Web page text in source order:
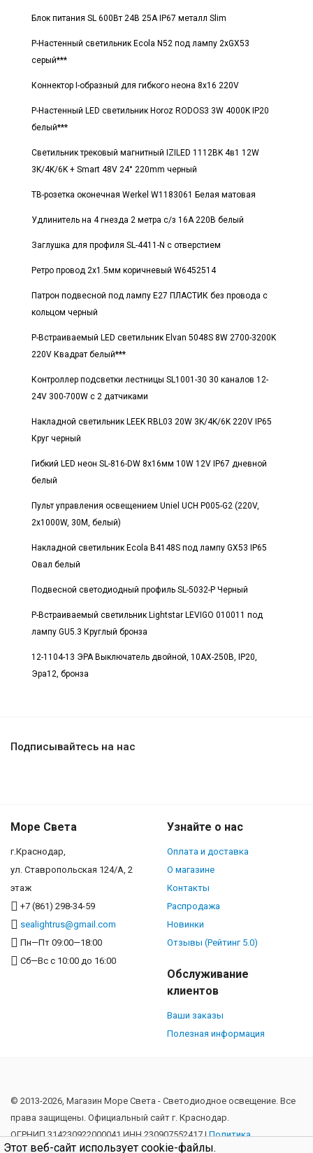
Блок питания SL 600Вт 24В 25A IP67 металл Slim
Р-Настенный светильник Ecola N52 под лампу 2xGX53
серый***
Коннектор I-образный для гибкого неона 8x16 220V
Р-Настенный LED светильник Horoz RODOS3 3W 4000K IP20
белый***
Светильник трековый магнитный IZILED 1112BK 4в1 12W
3K/4K/6K + Smart 48V 24° 220mm черный
ТВ-розетка оконечная Werkel W1183061 Белая матовая
Удлинитель на 4 гнезда 2 метра c/з 16А 220В белый
Заглушка для профиля SL-4411-N с отверстием
Ретро провод 2x1.5мм коричневый W6452514
Патрон подвесной под лампу E27 ПЛАСТИК без провода с
кольцом черный
Р-Встраиваемый LED светильник Elvan 5048S 8W 2700-3200K
220V Квадрат белый***
Контроллер подсветки лестницы SL1001-30 30 каналов 12-
24V 300-700W с 2 датчиками
Накладной светильник LEEK RBL03 20W 3K/4K/6K 220V IP65
Круг черный
Гибкий LED неон SL-816-DW 8x16мм 10W 12V IP67 дневной
белый
Пульт управления освещением Uniel UCH P005-G2 (220V,
2x1000W, 30M, белый)
Накладной светильник Ecola B4148S под лампу GX53 IP65
Овал белый
Подвесной светодиодный профиль SL-5032-P Черный
Р-Встраиваемый светильник Lightstar LEVIGO 010011 под
лампу GU5.3 Круглый бронза
12-1104-13 ЭРА Выключатель двойной, 10АХ-250В, IP20,
Эра12, бронза
Подписывайтесь на нас
Море Света
г.Краснодар,
ул. Ставропольская 124/А, 2
этаж
+7 (861) 298-34-59
sealightrus@gmail.com
Пн—Пт 09:00—18:00
Сб—Вс с 10:00 до 16:00
Узнайте о нас
Оплата и доставка
О магазине
Контакты
Распродажа
Новинки
Отзывы (Рейтинг 5.0)
Обслуживание
клиентов
Ваши заказы
Полезная информация
Этот веб-сайт использует cookie-файлы.
© 2013-2026, Магазин Море Света - Cветодиодное освещение. Все
права защищены. Официальный сайт г. Краснодар.
ОГРНИП 314230922000041 ИНН 230907552417 |Политика